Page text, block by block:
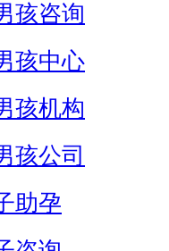
孩咨询
孩中心
孩机构
孩公司
助孕